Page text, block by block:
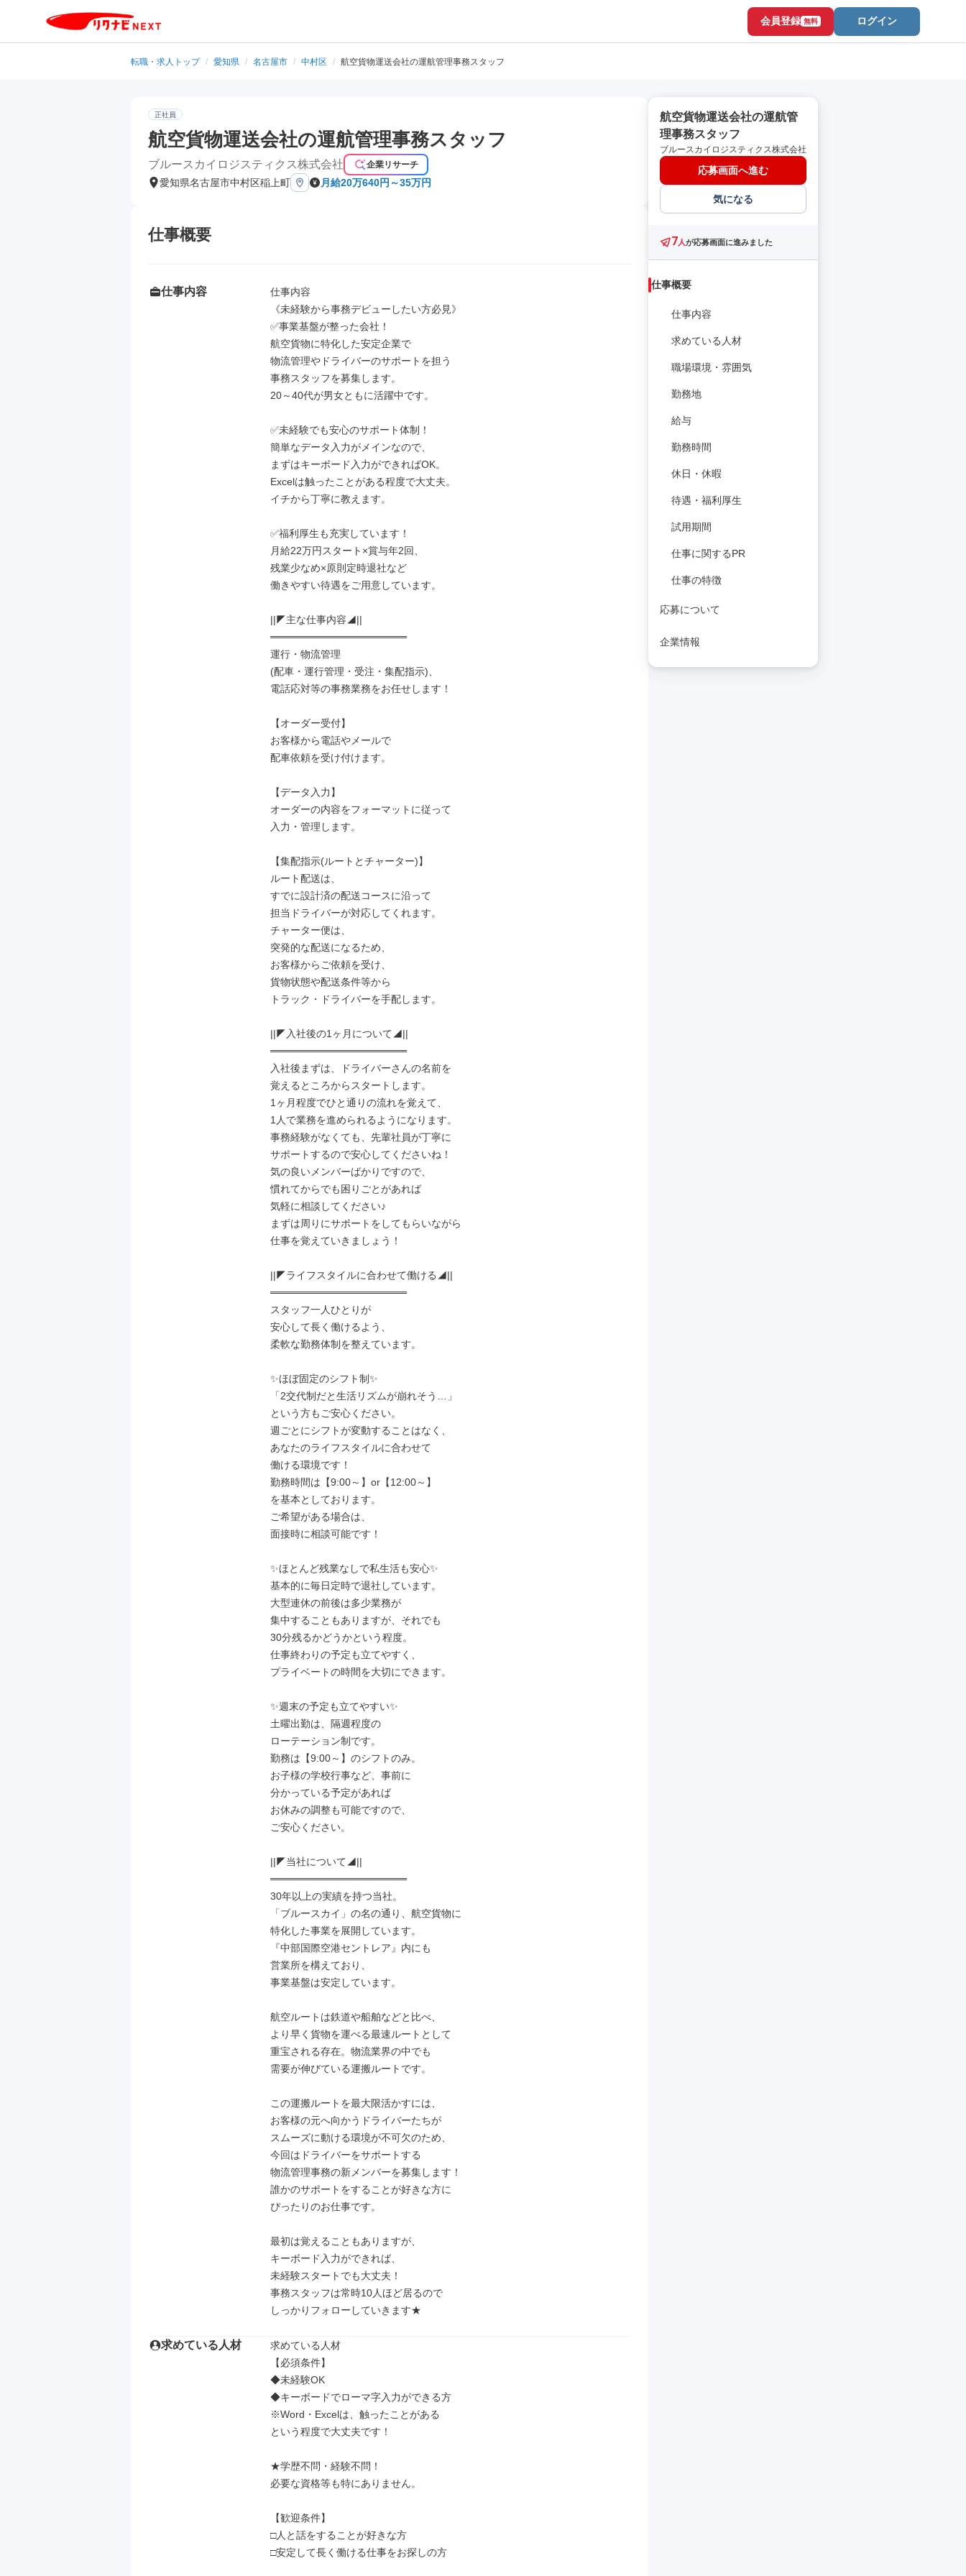
会員登録 無料 ログイン
転職・求人トップ / 愛知県 / 名古屋市 / 中村区 / 航空貨物運送会社の運航管理事務スタッフ
正社員
航空貨物運送会社の運航管理事務スタッフ
ブルースカイロジスティクス株式会社 企業リサーチ
愛知県名古屋市中村区稲上町 月給20万640円～35万円
仕事概要
仕事内容
仕事内容
《未経験から事務デビューしたい方必見》
✅事業基盤が整った会社！
航空貨物に特化した安定企業で
物流管理やドライバーのサポートを担う
事務スタッフを募集します。
20～40代が男女ともに活躍中です。
✅未経験でも安心のサポート体制！
簡単なデータ入力がメインなので、
まずはキーボード入力ができればOK。
Excelは触ったことがある程度で大丈夫。
イチから丁寧に教えます。
✅福利厚生も充実しています！
月給22万円スタート×賞与年2回、
残業少なめ×原則定時退社など
働きやすい待遇をご用意しています。
||◤主な仕事内容◢||
═══════════════════
運行・物流管理
(配車・運行管理・受注・集配指示)、
電話応対等の事務業務をお任せします！
【オーダー受付】
お客様から電話やメールで
配車依頼を受け付けます。
【データ入力】
オーダーの内容をフォーマットに従って
入力・管理します。
【集配指示(ルートとチャーター)】
ルート配送は、
すでに設計済の配送コースに沿って
担当ドライバーが対応してくれます。
チャーター便は、
突発的な配送になるため、
お客様からご依頼を受け、
貨物状態や配送条件等から
トラック・ドライバーを手配します。
||◤入社後の1ヶ月について◢||
═══════════════════
入社後まずは、ドライバーさんの名前を
覚えるところからスタートします。
1ヶ月程度でひと通りの流れを覚えて、
1人で業務を進められるようになります。
事務経験がなくても、先輩社員が丁寧に
サポートするので安心してくださいね！
気の良いメンバーばかりですので、
慣れてからでも困りごとがあれば
気軽に相談してください♪
まずは周りにサポートをしてもらいながら
仕事を覚えていきましょう！
||◤ライフスタイルに合わせて働ける◢||
═══════════════════
スタッフ一人ひとりが
安心して長く働けるよう、
柔軟な勤務体制を整えています。
✨ほぼ固定のシフト制✨
「2交代制だと生活リズムが崩れそう…」
という方もご安心ください。
週ごとにシフトが変動することはなく、
あなたのライフスタイルに合わせて
働ける環境です！
勤務時間は【9:00～】or【12:00～】
を基本としております。
ご希望がある場合は、
面接時に相談可能です！
✨ほとんど残業なしで私生活も安心✨
基本的に毎日定時で退社しています。
大型連休の前後は多少業務が
集中することもありますが、それでも
30分残るかどうかという程度。
仕事終わりの予定も立てやすく、
プライベートの時間を大切にできます。
✨週末の予定も立てやすい✨
土曜出勤は、隔週程度の
ローテーション制です。
勤務は【9:00～】のシフトのみ。
お子様の学校行事など、事前に
分かっている予定があれば
お休みの調整も可能ですので、
ご安心ください。
||◤当社について◢||
═══════════════════
30年以上の実績を持つ当社。
「ブルースカイ」の名の通り、航空貨物に
特化した事業を展開しています。
『中部国際空港セントレア』内にも
営業所を構えており、
事業基盤は安定しています。
航空ルートは鉄道や船舶などと比べ、
より早く貨物を運べる最速ルートとして
重宝される存在。物流業界の中でも
需要が伸びている運搬ルートです。
この運搬ルートを最大限活かすには、
お客様の元へ向かうドライバーたちが
スムーズに動ける環境が不可欠のため、
今回はドライバーをサポートする
物流管理事務の新メンバーを募集します！
誰かのサポートをすることが好きな方に
ぴったりのお仕事です。
最初は覚えることもありますが、
キーボード入力ができれば、
未経験スタートでも大丈夫！
事務スタッフは常時10人ほど居るので
しっかりフォローしていきます★
求めている人材
求めている人材
【必須条件】
◆未経験OK
◆キーボードでローマ字入力ができる方
※Word・Excelは、触ったことがある
という程度で大丈夫です！
★学歴不問・経験不問！
必要な資格等も特にありません。
【歓迎条件】
□人と話をすることが好きな方
□安定して長く働ける仕事をお探しの方
航空貨物運送会社の運航管
理事務スタッフ
ブルースカイロジスティクス株式会社
応募画面へ進む
気になる
7人が応募画面に進みました
仕事概要
仕事内容
求めている人材
職場環境・雰囲気
勤務地
給与
勤務時間
休日・休暇
待遇・福利厚生
試用期間
仕事に関するPR
仕事の特徴
応募について
企業情報